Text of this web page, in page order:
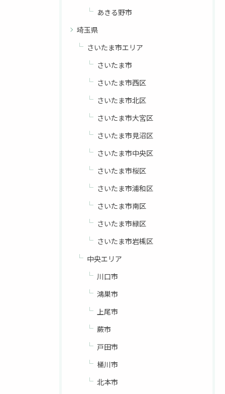
あきる野市
埼玉県
さいたま市エリア
さいたま市
さいたま市西区
さいたま市北区
さいたま市大宮区
さいたま市見沼区
さいたま市中央区
さいたま市桜区
さいたま市浦和区
さいたま市南区
さいたま市緑区
さいたま市岩槻区
中央エリア
川口市
鴻巣市
上尾市
蕨市
戸田市
桶川市
北本市